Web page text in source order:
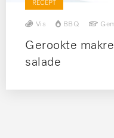
RECEPT
Vis BBQ
Gerookte
salade